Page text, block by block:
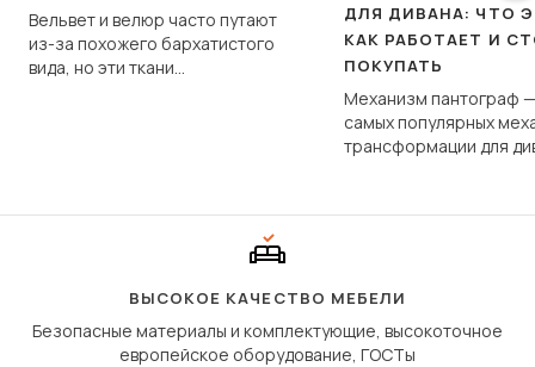
Вельвет и велюр часто путают
из-за похожего бархатистого
вида, но эти ткани
ДЛЯ ДИВАНА: ЧТО
КАК РАБОТАЕТ И
ПОКУПАТЬ
Механизм пантограф
самых популярных
трансформации для
сиденье не
дугообразной
ВЫСОКОЕ КАЧЕСТВО МЕБЕЛИ
Безопасные материалы и комплектующие, высокоточное
европейское оборудование, ГОСТы